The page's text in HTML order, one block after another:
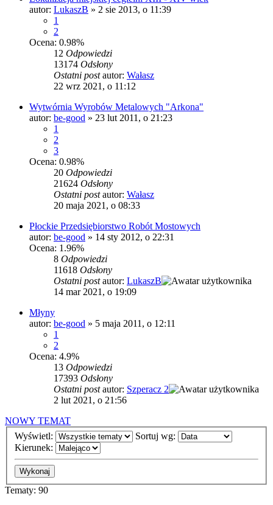
autor: LukaszB » 2 sie 2013, o 11:39
1
2
Ocena: 0.98%
12 Odpowiedzi
13174 Odsłony
Ostatni postautor: Wałasz
22 wrz 2021, o 11:12
Wytwórnia Wyrobów Metalowych "Arkona"
autor: be-good » 23 lut 2011, o 21:23
1
2
3
Ocena: 0.98%
20 Odpowiedzi
21624 Odsłony
Ostatni postautor: Wałasz
20 maja 2021, o 08:33
Płockie Przedsiębiorstwo Robót Mostowych
autor: be-good » 14 sty 2012, o 22:31
Ocena: 1.96%
8 Odpowiedzi
11618 Odsłony
Ostatni postautor: LukaszB
14 mar 2021, o 19:09
Młyny
autor: be-good » 5 maja 2011, o 12:11
1
2
Ocena: 4.9%
13 Odpowiedzi
17393 Odsłony
Ostatni postautor: Szperacz 2
2 lut 2021, o 21:56
NOWY TEMAT
Wyświetl:
Sortuj wg:
Kierunek:
Tematy: 90